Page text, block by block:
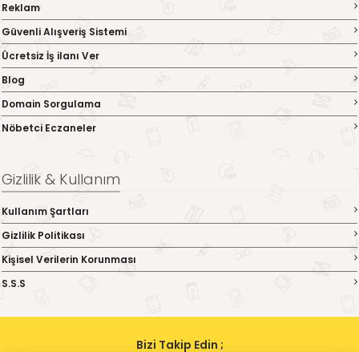
Reklam
Güvenli Alışveriş Sistemi
Ücretsiz İş ilanı Ver
Blog
Domain Sorgulama
Nöbetci Eczaneler
Gizlilik & Kullanım
Kullanım Şartları
Gizlilik Politikası
Kişisel Verilerin Korunması
S.S.S
Bizi Takip Edin ;